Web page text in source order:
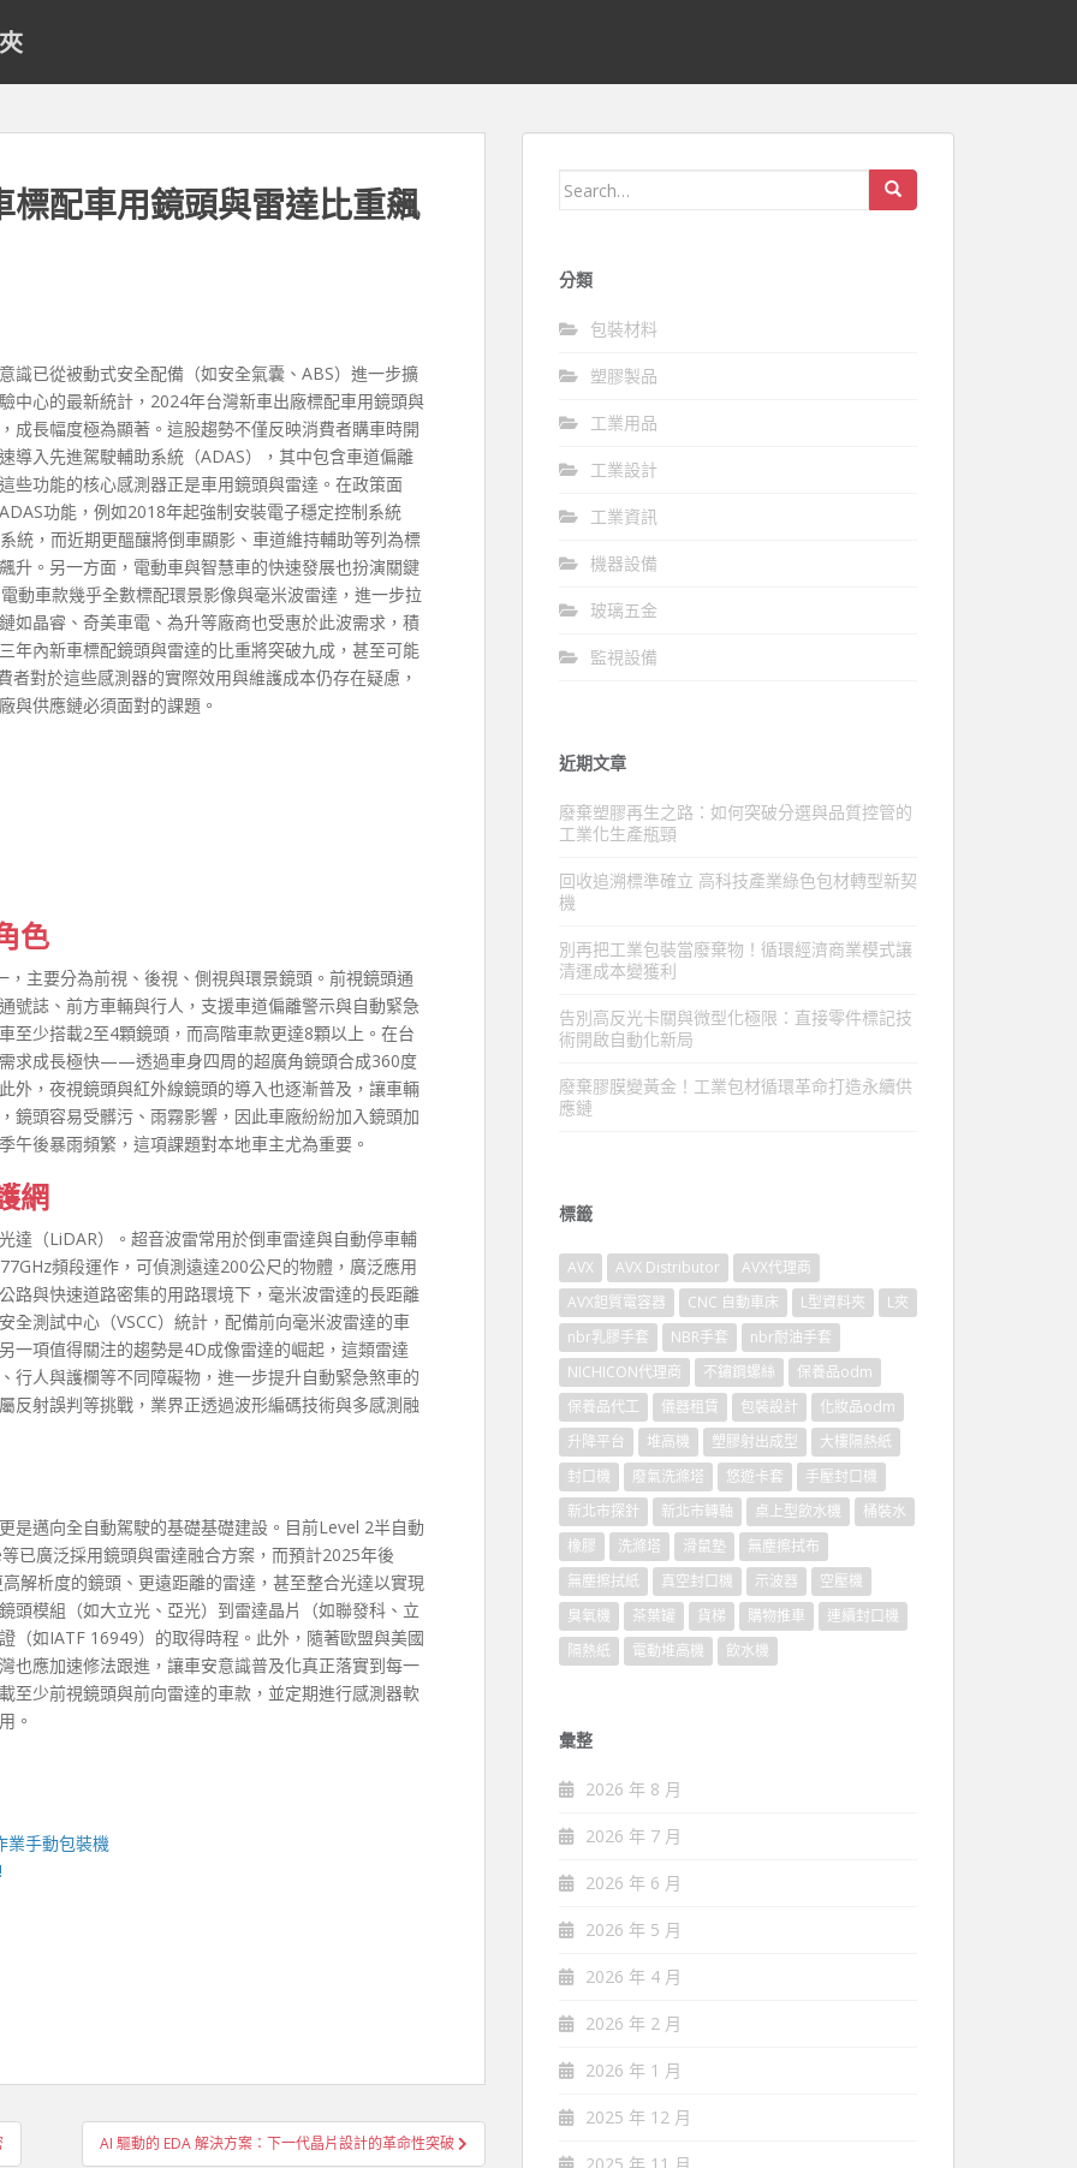
配車用鏡頭與雷達比重飆
識已從被動式安全配備（如安全氣囊、ABS）進一步擴
中心的最新統計，2024年台灣新車出廠標配車用鏡頭與
成長幅度極為顯著。這股趨勢不僅反映消費者購車時開
導入先進駕駛輔助系統（ADAS），其中包含車道偏離
些功能的核心感測器正是車用鏡頭與雷達。在政策面
功能，例如2018年起強制安裝電子穩定控制系統
統，而近期更醞釀將倒車顯影、車道維持輔助等列為標
升。另一方面，電動車與智慧車的快速發展也扮演關鍵
車款幾乎全數標配環景影像與毫米波雷達，進一步拉
如晶睿、奇美車電、為升等廠商也受惠於此波需求，積
年內新車標配鏡頭與雷達的比重將突破九成，甚至可能
對於這些感測器的實際效用與維護成本仍存在疑慮，
與供應鏈必須面對的課題。
色
主要分為前視、後視、側視與環景鏡頭。前視鏡頭通
號誌、前方車輛與行人，支援車道偏離警示與自動緊急
至少搭載2至4顆鏡頭，而高階車款更達8顆以上。在台
求成長極快——透過車身四周的超廣角鏡頭合成360度
外，夜視鏡頭與紅外線鏡頭的導入也逐漸普及，讓車輛
鏡頭容易受髒污、雨霧影響，因此車廠紛紛加入鏡頭加
午後暴雨頻繁，這項課題對本地車主尤為重要。
網
達（LiDAR）。超音波雷常用於倒車雷達與自動停車輔
頻段運作，可偵測遠達200公尺的物體，廣泛應用
路與快速道路密集的用路環境下，毫米波雷達的長距離
全測試中心（VSCC）統計，配備前向毫米波雷達的車
一項值得關注的趨勢是4D成像雷達的崛起，這類雷達
行人與護欄等不同障礙物，進一步提升自動緊急煞車的
反射誤判等挑戰，業界正透過波形編碼技術與多感測融
是邁向全自動駕駛的基礎基礎建設。目前Level 2半自動
已廣泛採用鏡頭與雷達融合方案，而預計2025年後
解析度的鏡頭、更遠距離的雷達，甚至整合光達以實現
頭模組（如大立光、亞光）到雷達晶片（如聯發科、立
（如IATF 16949）的取得時程。此外，隨著歐盟與美國
也應加速修法跟進，讓車安意識普及化真正落實到每一
至少前視鏡頭與前向雷達的車款，並定期進行感測器軟
。
業手動包裝機
AI 驅動的 EDA 解決方案：下一代晶片設計的革命性突破
Search
分類
包裝材料
塑膠製品
工業用品
工業設計
工業資訊
機器設備
玻璃五金
監視設備
近期文章
廢棄塑膠再生之路：如何突破分選與品質控管的
工業化生產瓶頸
回收追溯標準確立 高科技產業綠色包材轉型新契
機
別再把工業包裝當廢棄物！循環經濟商業模式讓
清運成本變獲利
告別高反光卡關與微型化極限：直接零件標記技
術開啟自動化新局
廢棄膠膜變黃金！工業包材循環革命打造永續供
應鏈
標籤
AVX AVX Distributor
AVX代理商
AVX鉭質電容器
CNC 自動車床 L型資料夾
L夾
nbr乳膠手套
NBR手套
nbr耐油手套
NICHICON代理商
不鏽鋼螺絲
保養品odm
保養品代工
儀器租賃 包裝設計
化妝品odm
升降平台
堆高機 塑膠射出成型
大樓隔熱紙
封口機
廢氣洗滌塔 悠遊卡套
手壓封口機
新北市探針
新北市轉軸 桌上型飲水機
桶裝水
橡膠
洗滌塔 滑鼠墊
無塵擦拭布
無塵擦拭紙
真空封口機 示波器
空壓機
臭氧機
茶葉罐 貨梯 購物推車
連續封口機
隔熱紙
電動堆高機 飲水機
彙整
2026 年 8 月
2026 年 7 月
2026 年 6 月
2026 年 5 月
2026 年 4 月
2026 年 2 月
2026 年 1 月
2025 年 12 月